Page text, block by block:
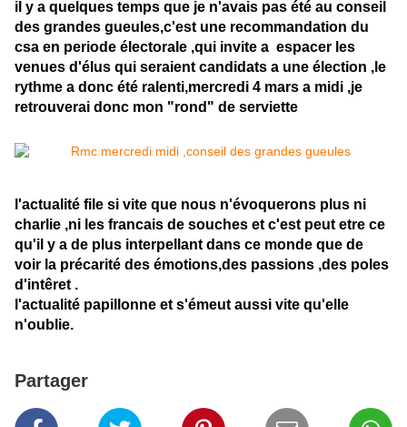
il y a quelques temps que je n'avais pas été au conseil
des grandes gueules,c'est une recommandation du
csa en periode électorale ,qui invite a espacer les
venues d'élus qui seraient candidats a une élection ,le
rythme a donc été ralenti,mercredi 4 mars a midi ,je
retrouverai donc mon "rond" de serviette
l'actualité file si vite que nous n'évoquerons plus ni
charlie ,ni les francais de souches et c'est peut etre ce
qu'il y a de plus interpellant dans ce monde que de
voir la précarité des émotions,des passions ,des poles
d'intêret .
l'actualité papillonne et s'émeut aussi vite qu'elle
n'oublie.
Partager